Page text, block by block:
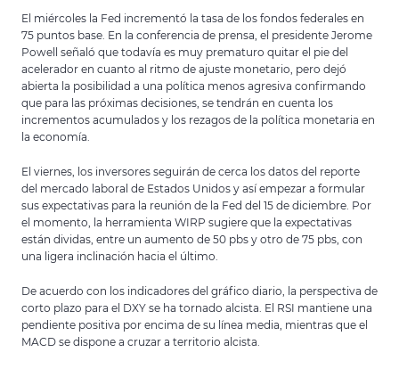
El miércoles la Fed incrementó la tasa de los fondos federales en
75 puntos base. En la conferencia de prensa, el presidente Jerome
Powell señaló que todavía es muy prematuro quitar el pie del
acelerador en cuanto al ritmo de ajuste monetario, pero dejó
abierta la posibilidad a una política menos agresiva confirmando
que para las próximas decisiones, se tendrán en cuenta los
incrementos acumulados y los rezagos de la política monetaria en
la economía.
El viernes, los inversores seguirán de cerca los datos del reporte
del mercado laboral de Estados Unidos y así empezar a formular
sus expectativas para la reunión de la Fed del 15 de diciembre. Por
el momento, la herramienta WIRP sugiere que la expectativas
están dividas, entre un aumento de 50 pbs y otro de 75 pbs, con
una ligera inclinación hacia el último.
De acuerdo con los indicadores del gráfico diario, la perspectiva de
corto plazo para el DXY se ha tornado alcista. El RSI mantiene una
pendiente positiva por encima de su línea media, mientras que el
MACD se dispone a cruzar a territorio alcista.